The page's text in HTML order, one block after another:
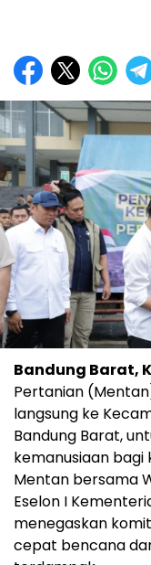
Bandung Barat,
Pertanian
langsung ke
Bandung Barat,
kemanusiaan bagi
Mentan bersama
Eselon I
menegaskan
cepat bencana